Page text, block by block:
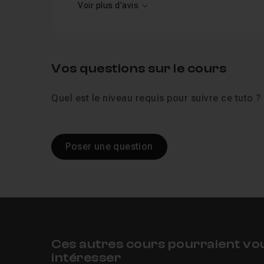
Voir plus d'avis
Vos questions sur le cours
Quel est le niveau requis pour suivre ce tuto ?
Poser une question
Ces autres cours pourraient
intéresser